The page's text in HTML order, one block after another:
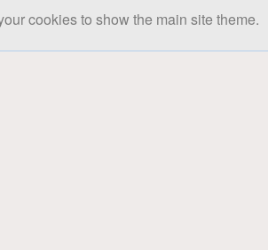
cookies to show the main site theme.